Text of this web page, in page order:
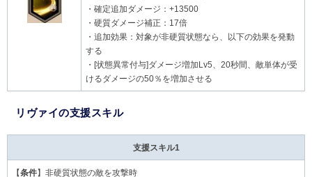
・確定追加ダメージ：+13500
・硬質ダメージ補正：17倍
・追加効果：対象が非硬質状態なら、以下の効果を発動
する
・[状態異常付与]ダメージ増加Lv5、20秒間、敵単体が受
けるダメージの50％を増加させる
リヴァイの支援スキル
支援スキル1
【条件】非硬質状態の敵を攻撃時